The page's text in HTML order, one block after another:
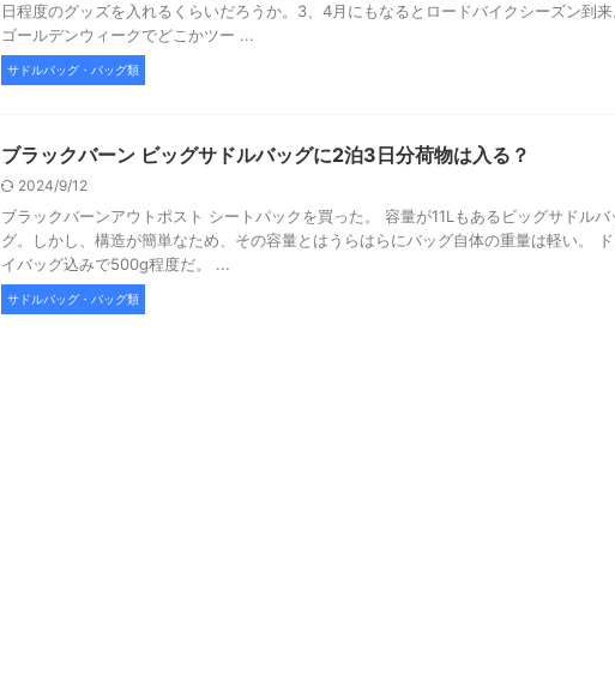
日程度のグッズを入れるくらいだろうか。3、4月にもなるとロードバイクシーズン到来
ゴールデンウィークでどこかツー ...
サドルバッグ・バッグ類
ブラックバーン ビッグサドルバッグに2泊3日分荷物は入る？
2024/9/12
ブラックバーンアウトポスト シートパックを買った。 容量が11Lもあるビッグサドルバ
グ。しかし、構造が簡単なため、その容量とはうらはらにバッグ自体の重量は軽い。 ド
イバッグ込みで500g程度だ。 ...
サドルバッグ・バッグ類